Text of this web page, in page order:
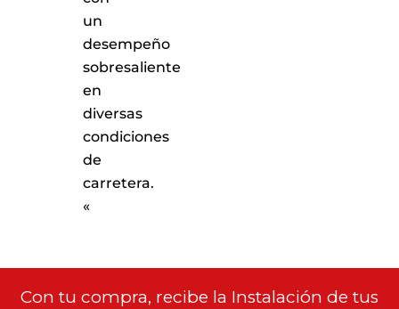
un
desempeño
sobresaliente
en
diversas
condiciones
de
carretera.
«
Con tu compra, recibe la Instalación de tus